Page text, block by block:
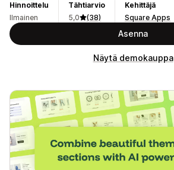
Hinnoittelu
Ilmainen
Tähtiarvio
5,0
(38)
Kehittäjä
Square Apps
Asenna
Näytä demokauppa